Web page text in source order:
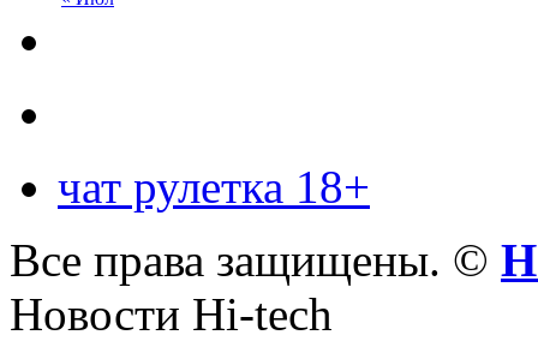
чат рулетка 18+
Все права защищены. ©
Новости Hi-tech